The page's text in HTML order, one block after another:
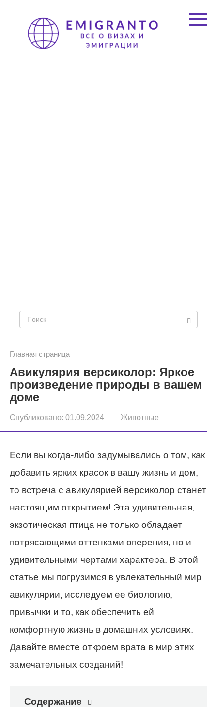
контенту
с
к
Главная страница
Авикулярия версиколор: Яркое
произведение природы в вашем
доме
Опубликовано: 01.09.2024 Животные
Если вы когда-либо задумывались о том, как
добавить ярких красок в вашу жизнь и дом,
то встреча с авикулярией версиколор станет
настоящим открытием! Эта удивительная,
экзотическая птица не только обладает
потрясающими оттенками оперения, но и
удивительными чертами характера. В этой
статье мы погрузимся в увлекательный мир
авикулярии, исследуем её биологию,
привычки и то, как обеспечить ей
комфортную жизнь в домашних условиях.
Давайте вместе откроем врата в мир этих
замечательных созданий!
Содержание